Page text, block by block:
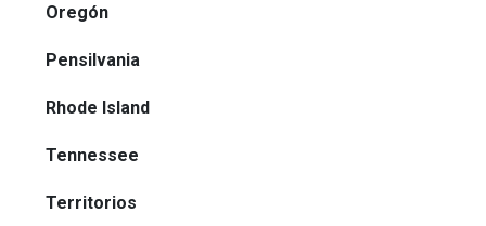
Oregón
Pensilvania
Rhode Island
Tennessee
Territorios